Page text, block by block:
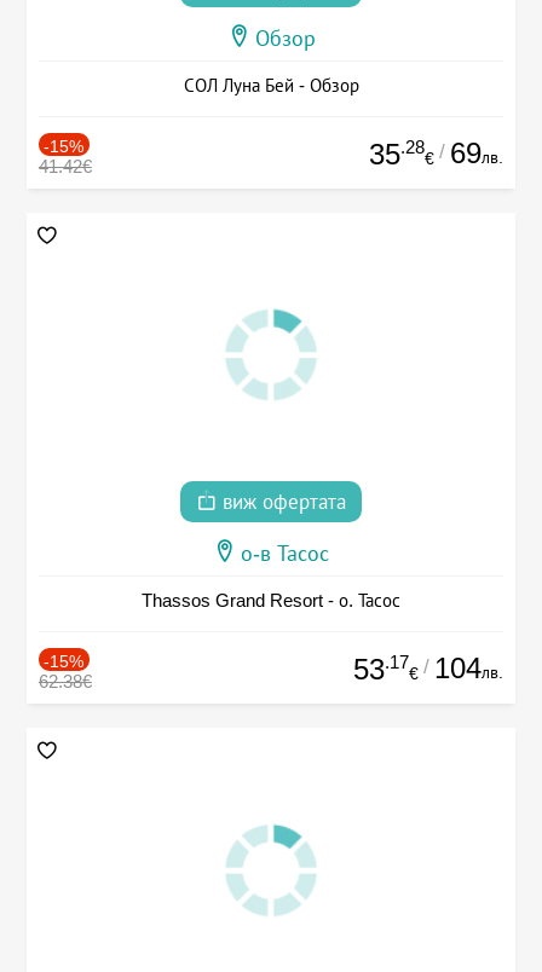
Обзор
СОЛ Луна Бей - Обзор
-15%
41.42€ 35.28
€ / 69лв.
виж офертата
о-в Тасос
Thassos Grand Resort - о. Тасос
-15%
62.38€ 53.17
€ / 104лв.